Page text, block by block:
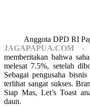
Anggota DPD RI
JAGAPAPUA.COM -
memberitakan bahwa
melesat 7.5%, setelah
Sebagai pengusaha
terlihat sangat sukses.
Siap Mas, Let’s Toast
daun.